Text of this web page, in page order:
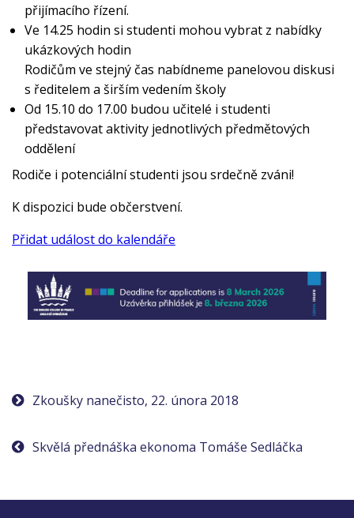
přijímacího řízení.
Ve 14.25 hodin si studenti mohou vybrat z nabídky
ukázkových hodin
Rodičům ve stejný čas nabídneme panelovou diskusi
s ředitelem a širším vedením školy
Od 15.10 do 17.00 budou učitelé i studenti
představovat aktivity jednotlivých předmětových
oddělení
Rodiče i potenciální studenti jsou srdečně zváni!
K dispozici bude občerstvení.
Přidat událost do kalendáře
Navigace
proSkvělá přednáška ekonoma Tomáše Sedláčka
Zkoušky nanečisto, 22. února 2018